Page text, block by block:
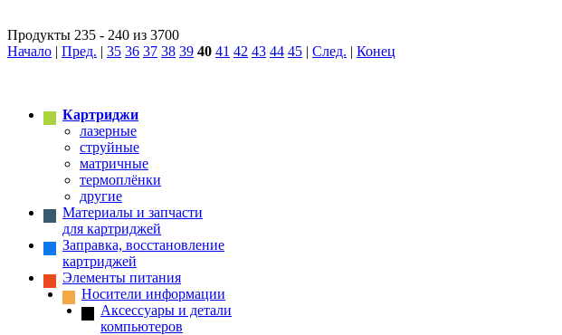
Продукты 235 - 240 из 3700
Начало | Пред. | 35 36 37 38 39 40 41 42 43 44 45 | След. | Конец
Картриджи
лазерные
струйные
матричные
термоплёнки
другие
Материалы и запчасти
для картриджей
Заправка, восстановление
картриджей
Элементы питания
Носители информации
Аксессуары и детали
компьютеров